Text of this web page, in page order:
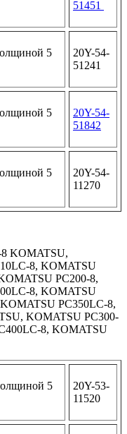
51451
5
20Y-54-
51241
5
20Y-54-
51842
5
20Y-54-
11270
KOMATSU,
8, KOMATSU
PC200-8,
8, KOMATSU
PC350LC-8,
KOMATSU PC300-
8, KOMATSU
5
20Y-53-
11520